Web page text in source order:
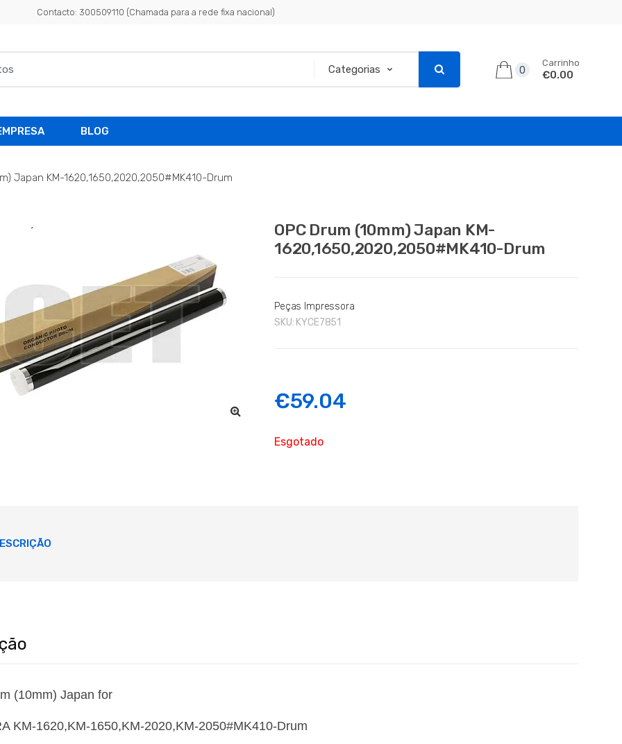
Contacto: 300509110 (Chamada para a rede fixa nacional)
0
Carrinho
€0.00
BLOG
Japan KM-1620,1650,2020,2050#MK410-Drum
OPC Drum (10mm) Japan KM-
1620,1650,2020,2050#MK410-Drum
Peças Impressora
SKU: KYCE7851
€59.04
Esgotado
(10mm) Japan for
KM-1620,KM-1650,KM-2020,KM-2050#MK410-Drum